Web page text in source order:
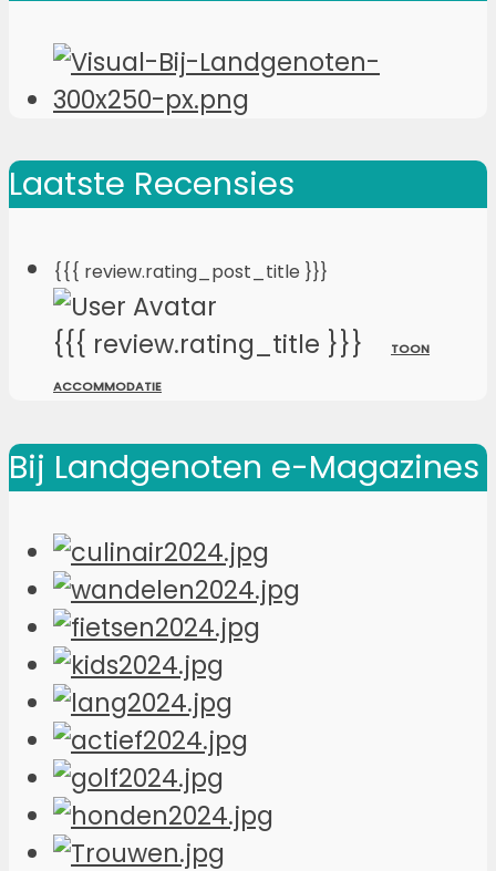
Laatste Recensies
{{{ review.rating_post_title }}}
{{{ review.rating_title }}} TOON
ACCOMMODATIE
Bij Landgenoten e-Magazines